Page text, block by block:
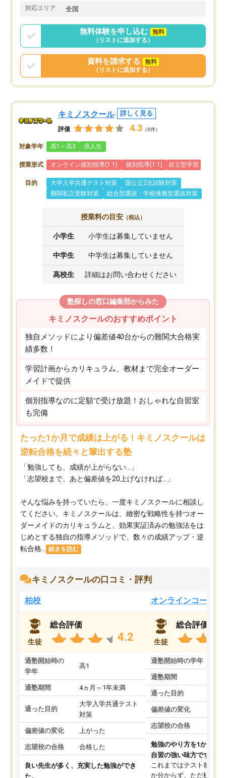
でした。
言う事で講師変更の申し出があり、あ
まりに短期での変更だった為、塾に通
う事にして退会しました。遅れも取り
戻せ、授業内容や講師の方は良かった
と思います。
対応エリア 全国
無料体験を申し込む
無料
（リストに追加する）
資料を請求する
無料
（リストに追加する）
キミノスクール 詳しく見る
評価 4.3 （5件）
対象学年 高1～高3 浪人生
授業形式 オンライン個別指導(1:1) 個別指導(1:1) 自立型学習
目的 大学入学共通テスト対策
国公立2次試験対策
難関私立受験対策
総合型選抜・学校推薦型選抜対策
授業料の目安 （税込）
小学生 小学生は募集していません
中学生 中学生は募集していません
高校生 詳細はお問い合わせください
塾探しの窓口編集部からみた
キミノスクールのおすすめポイント
独自メソッドにより偏差値40台からの難関大合格実
績多数！
学習計画からカリキュラム、教材まで完全オーダー
メイドで提供
個別指導なのに定額で受け放題！おしゃれな自習室
も完備
たった1か月で成績は上がる！キミノスクールは
逆転合格を続々と輩出する塾
「勉強しても、成績が上がらない…」
「志望校まで、あと偏差値を20上げなければ…」
そんな悩みを持っていたら、一度キミノスクールに相談し
てください。キミノスクールは、緻密な戦略性を持つオー
ダーメイドのカリキュラムと、効果実証済みの勉強法をは
じめとする独自の指導メソッドで、数々の成績アップ・逆
転合格...
続きを読む
キミノスクールの口コミ・評判
柏校
生徒
総合評価
4.2
通塾開始時の
学年
高1
通塾期間 4ヵ月～1年未満
通った目的
大学入学共通テスト
対策
偏差値の変化 上がった
志望校の合格 合格した
良い先生が多く、充実した勉強ができ
た。
オンラインコース
生徒
総合評価
通塾開始時の学年
通塾期間
通った目的
偏差値の変化
志望校の合格
勉強のやり方を1から教
自習の強い味方です。
これまではテスト前に何
か分からず、ただ机に座